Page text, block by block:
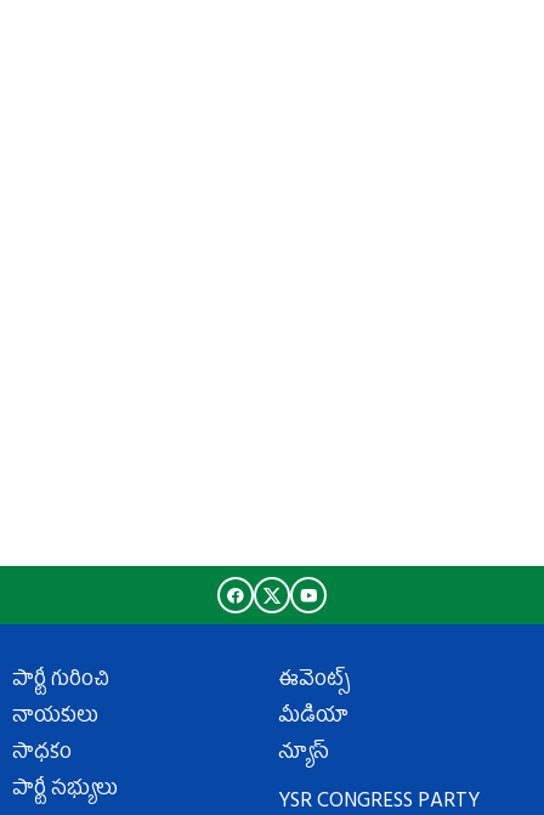
పార్టీ గురించి
నాయకులు
సాధకం
పార్టీ సభ్యులు
ఈవెంట్స్
మీడియా
న్యూస్
YSR CONGRESS PARTY